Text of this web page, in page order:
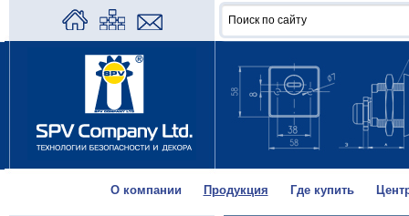
О компании Продукция Где купить